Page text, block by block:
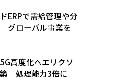
ERPで需給管理や分
グローバル事業を
高度化へエリクソ
処理能力3倍に